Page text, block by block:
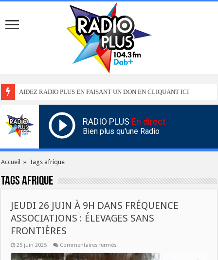
AIDEZ RADIO PLUS EN FAISANT UN DON EN CLIQUANT ICI
RADIO PLUS En direct
Bien plus qu'une Radio
Accueil » Tags afrique
Tagsafrique
JEUDI 26 JUIN À 9H DANS FRÉQUENCE
ASSOCIATIONS : ÉLEVAGES SANS
FRONTIÈRES
25 juin 2025 Commentaires fermés